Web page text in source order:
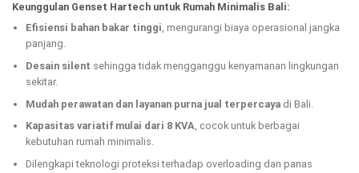
Keunggulan Genset Hartech untuk Rumah Minimalis Bali:
Efisiensi bahan bakar tinggi, mengurangi biaya operasional jangka
panjang.
Desain silent sehingga tidak mengganggu kenyamanan lingkungan
sekitar.
Mudah perawatan dan layanan purna jual terpercayadi Bali.
Kapasitas variatif mulai dari 8 KVA, cocok untuk berbagai
kebutuhan rumah minimalis.
Dilengkapi teknologi proteksi terhadap overloading dan panas